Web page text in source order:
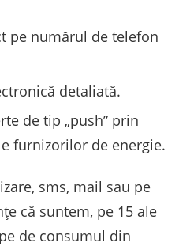
pe numărul de telefon
detaliată.
de tip „push” prin
furnizorilor de energie.
sms, mail sau pe
că suntem, pe 15 ale
de consumul din